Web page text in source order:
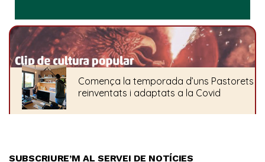
SUBSCRIURE’M AL SERVEI DE NOTÍCIES